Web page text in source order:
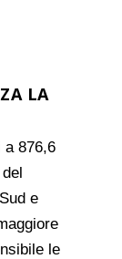
LA
a 876,6
e
le